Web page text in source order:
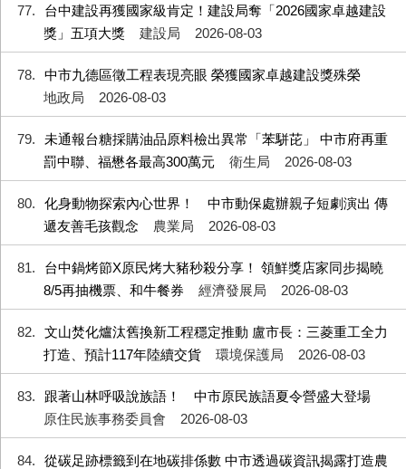
77
台中建設再獲國家級肯定！建設局奪「2026國家卓越建設
獎」五項大獎
建設局 2026-08-03
78
中市九德區徵工程表現亮眼 榮獲國家卓越建設獎殊榮
地政局
2026-08-03
79
未通報台糖採購油品原料檢出異常「苯駢芘」 中市府再重
罰中聯、福懋各最高300萬元
衛生局 2026-08-03
80
化身動物探索內心世界！ 中市動保處辦親子短劇演出 傳
遞友善毛孩觀念
農業局 2026-08-03
81
台中鍋烤節X原民烤大豬秒殺分享！ 領鮮獎店家同步揭曉
8/5再抽機票、和牛餐券
經濟發展局 2026-08-03
82
文山焚化爐汰舊換新工程穩定推動 盧市長：三菱重工全力
打造、預計117年陸續交貨
環境保護局 2026-08-03
83
跟著山林呼吸說族語！ 中市原民族語夏令營盛大登場
原住民族事務委員會
2026-08-03
84
從碳足跡標籤到在地碳排係數 中市透過碳資訊揭露打造農